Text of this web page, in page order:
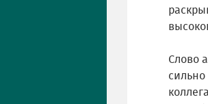
Слово
сильно